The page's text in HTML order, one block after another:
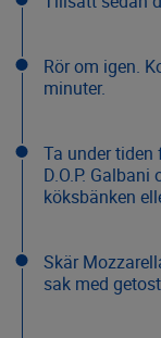
Rör om igen.
minuter.
Ta under tiden
D.O.P.
köksbänken
Skär
sak med